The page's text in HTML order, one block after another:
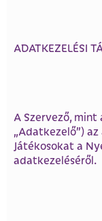
ADATKEZELÉSI
A Szervező,
„Adatkezelő”)
Játékosokat a
adatkezeléséről.